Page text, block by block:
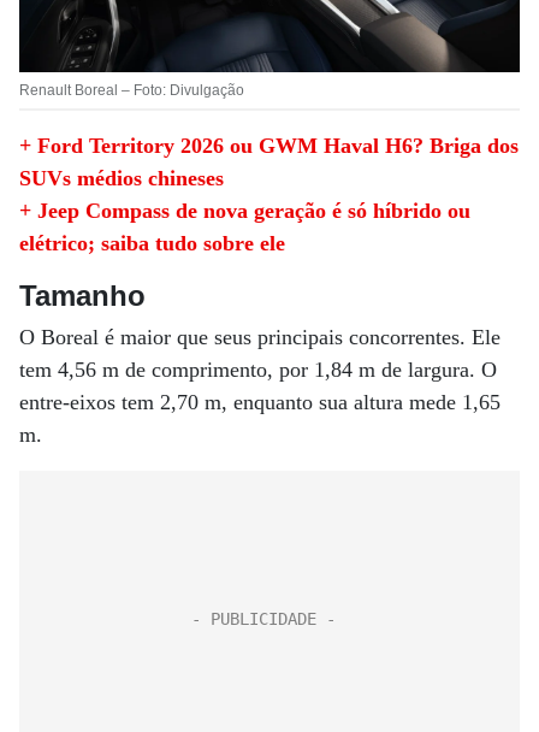
Renault Boreal – Foto: Divulgação
+ Ford Territory 2026 ou GWM Haval H6? Briga dos
SUVs médios chineses
+ Jeep Compass de nova geração é só híbrido ou
elétrico; saiba tudo sobre ele
Tamanho
O Boreal é maior que seus principais concorrentes. Ele
tem 4,56 m de comprimento, por 1,84 m de largura. O
entre-eixos tem 2,70 m, enquanto sua altura mede 1,65
m.